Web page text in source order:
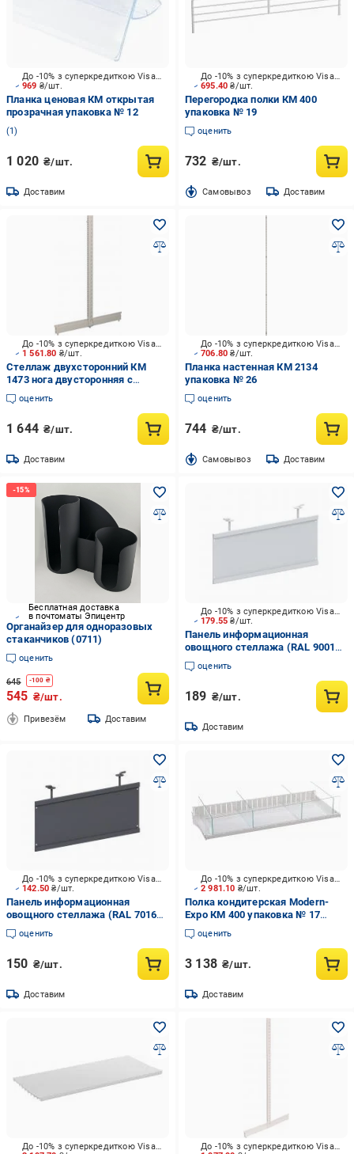
969 ₴/шт.
До -10% з суперкредиткою Visa Вигода
Планка ценовая КМ открытая
прозрачная упаковка № 12
1
1 020 ₴/шт.
Доставим
695.40₴/шт.
До -10% з суперкредиткою Visa Вигода
Перегородка полки КМ 400
упаковка № 19
оценить
732 ₴/шт.
Cамовывоз Доставим
1 561.80 ₴/шт.
До -10% з суперкредиткою Visa Вигода
Стеллаж двухсторонний КМ
1473 нога двусторонняя с
подставкой упаковка № 27
оценить
1 644 ₴/шт.
Доставим
706.80₴/шт.
До -10% з суперкредиткою Visa Вигода
Планка настенная КМ 2134
упаковка № 26
оценить
744 ₴/шт.
Cамовывоз Доставим
Бесплатная доставка
в почтоматы Эпицентр
Органайзер для одноразовых
стаканчиков (0711)
оценить
645 -100 ₴
545 ₴/шт.
Привезём Доставим
179.55₴/шт.
До -10% з суперкредиткою Visa Вигода
Панель информационная
овощного стеллажа (RAL 9001
ш.п) 140х300
оценить
189 ₴/шт.
Доставим
142.50₴/шт.
До -10% з суперкредиткою Visa Вигода
Панель информационная
овощного стеллажа (RAL 7016
ш.п) 140х300
оценить
150 ₴/шт.
Доставим
2 981.10 ₴/шт.
До -10% з суперкредиткою Visa Вигода
Полка кондитерская Modern-
Expo КМ 400 упаковка № 17
слоновая кость
оценить
3 138 ₴/шт.
Доставим
До -10% з суперкредиткою Visa Вигода
До -10% з суперкредиткою Visa Вигода